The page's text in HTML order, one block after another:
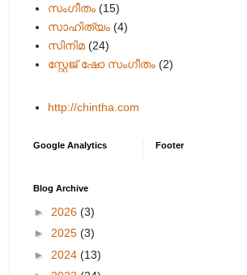
സംഗീതം (15)
സാഹിത്യം (4)
സിനിമ (24)
സ്റ്റേജ് ഷോ സംഗീതം (2)
http://chintha.com
Google Analytics Footer
Blog Archive
► 2026 (3)
► 2025 (3)
► 2024 (13)